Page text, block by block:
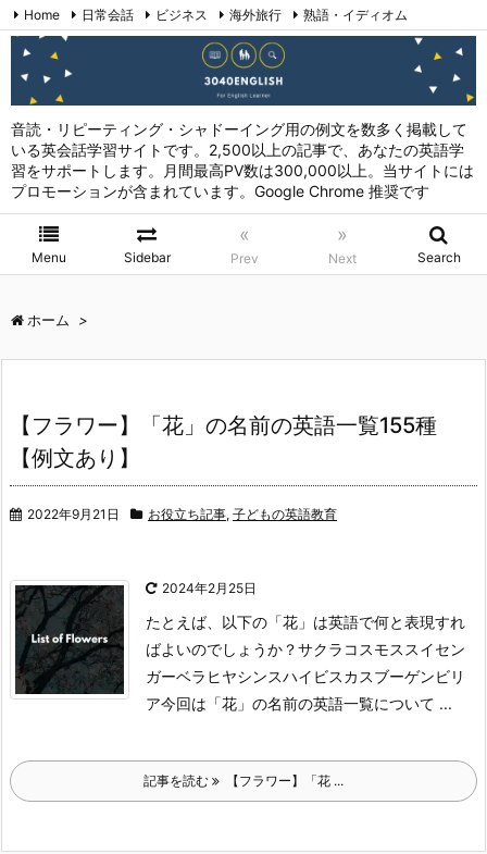
音読・リピーティング・シャドーイング用の例文を数多く掲載して
いる英会話学習サイトです。2,500以上の記事で、あなたの英語学
習をサポートします。月間最高PV数は300,000以上。当サイトには
プロモーションが含まれています。Google Chrome 推奨です
Menu Sidebar
«
Prev
»
Next Search
Home 日常会話 ビジネス 海外旅行
熟語・イディオム
英会話表現 (日本語→英語)
お問い合わせ
ホーム >
【フラワー】「花」の名前の英語一覧155種
【例文あり】
2022年9月21日 お役立ち記事, 子どもの英語教育
2024年2月25日
たとえば、以下の「花」は英語で何と表現すれ
ばよいのでしょうか？サクラ コスモス スイセン
ガーベラ ヒヤシンスハイビスカスブーゲンビリ
ア今回は「花」の名前の英語一覧について ...
記事を読む 【フラワー】「花 ...